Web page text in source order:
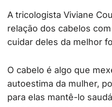
A tricologista Viviane
relação dos cabelos
cuidar deles da melhor
O cabelo é algo que
autoestima da mulher,
para elas mantê-lo